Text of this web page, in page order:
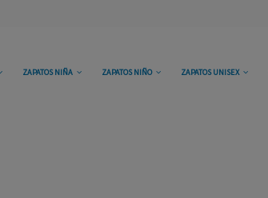
ZAPATOS NIÑA ZAPATOS NIÑO ZAPATOS UNISEX